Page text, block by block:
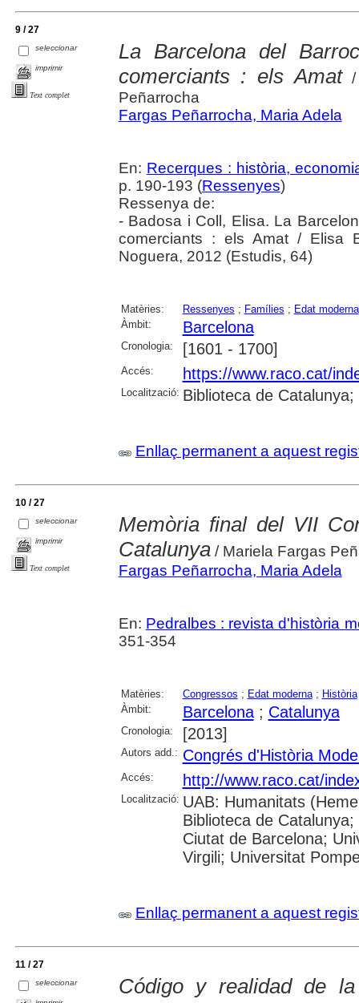
9 / 27
seleccionar
imprimir
Text complet
La Barcelona del
comerciants : els Amat/
Peñarrocha
Fargas Peñarrocha, Maria Adela
En: Recerques : història,
p. 190-193 (Ressenyes)
Ressenya de:
- Badosa i Coll, Elisa. La
comerciants : els Amat / Elisa
Noguera, 2012 (Estudis, 64)
Matèries: Ressenyes ; Famílies ; Edat moderna
Àmbit:
Barcelona
Cronologia: [1601 - 1700]
Accés: https://www.raco.cat/
Localització: Biblioteca de
Enllaç permanent a aquest
10 / 27
seleccionar
imprimir
Text complet
Memòria final del VII
Catalunya/ Mariela Fargas
Fargas Peñarrocha, Maria Adela
En: Pedralbes : revista d'història
351-354
Matèries: Congressos ; Edat moderna; Història
Àmbit:
Barcelona; Catalunya
Cronologia: [2013]
Autors add.: Congrés d'Història
Accés: http://www.raco.cat/
Localització: UAB: Humanitats
Biblioteca de
Ciutat de Barcelona;
Virgili; Universitat
Enllaç permanent a aquest
11 / 27
seleccionar
Código y realidad de